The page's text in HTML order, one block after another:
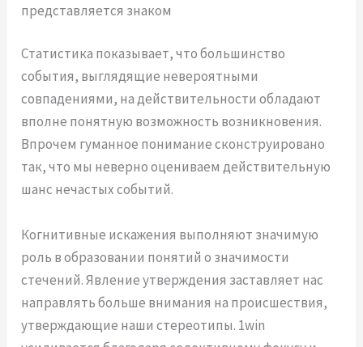
представляется знаком
Статистика показывает, что большинство
события, выглядящие невероятными
совпадениями, на действительности обладают
вполне понятную возможность возникновения.
Впрочем гуманное понимание сконструировано
так, что мы неверно оцениваем действительную
шанс нечастых событий.
Когнитивные искажения выполняют значимую
роль в образовании понятий о значимости
стечений. Явление утверждения заставляет нас
направлять больше внимания на происшествия,
утверждающие наши стереотипы. 1win